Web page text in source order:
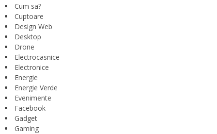
Cum sa?
Cuptoare
Design Web
Desktop
Drone
Electrocasnice
Electronice
Energie
Energie Verde
Evenimente
Facebook
Gadget
Gaming